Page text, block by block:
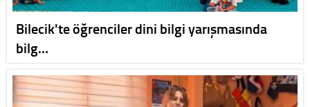
Bilecik'te öğrenciler dini bilgi yarışmasında
bilg…